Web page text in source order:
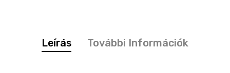
Leírás További Információk